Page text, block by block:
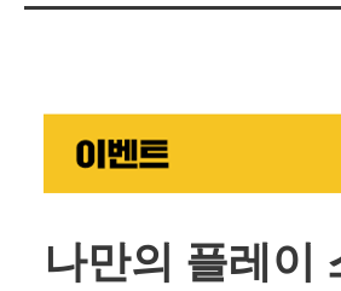
나만의 플레이